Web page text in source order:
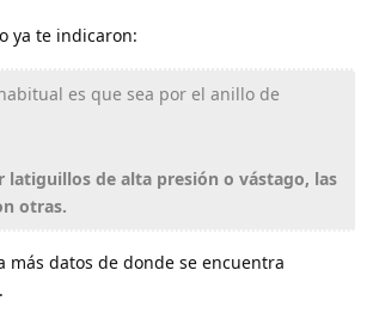
ya te indicaron:
es que sea por el anillo de
latiguillos de alta presión o vástago, las
otras.
más datos de donde se encuentra